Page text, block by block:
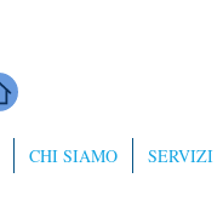
CHI SIAMO SERVIZI